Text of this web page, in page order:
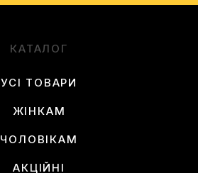
КАТАЛОГ
УСІ ТОВАРИ
ЖІНКАМ
ЧОЛОВІКАМ
АКЦІЙНІ